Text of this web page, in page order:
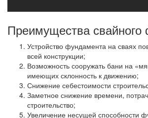
Преимущества
Устройство фундамента на сваях
всей конструкции;
Возможность сооружать бани на
имеющих склонность к движению;
Снижение себестоимости
Заметное снижение времени,
строительство;
Увеличение несущей способности